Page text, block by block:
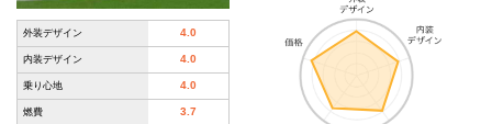
外装デザイン 4.0
内装デザイン 4.0
乗り心地 4.0
燃費 3.7